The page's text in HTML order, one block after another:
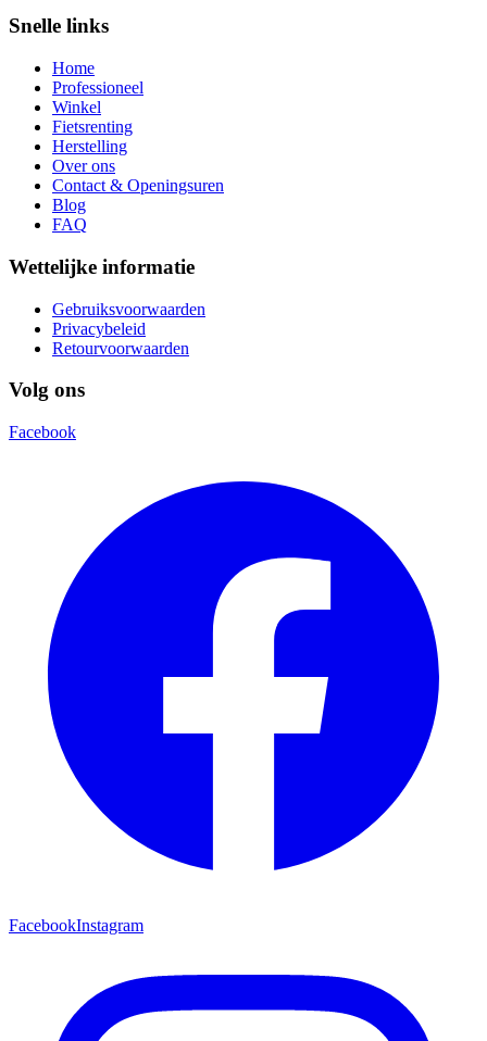
Snelle links
Home
Professioneel
Winkel
Fietsrenting
Herstelling
Over ons
Contact & Openingsuren
Blog
FAQ
Wettelijke informatie
Gebruiksvoorwaarden
Privacybeleid
Retourvoorwaarden
Volg ons
Facebook
FacebookInstagram